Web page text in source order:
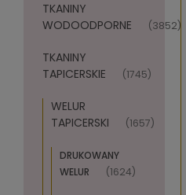
TKANINY
WODOODPORNE
(3852)
TKANINY
TAPICERSKIE
(1745)
WELUR
TAPICERSKI
(1657)
DRUKOWANY
WELUR
(1624)